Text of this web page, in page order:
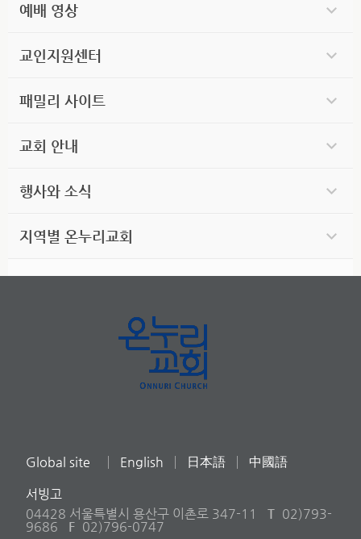
예배 영상
교인지원센터
패밀리 사이트
교회 안내
행사와 소식
지역별 온누리교회
Global site English 日本語 中國語
서빙고
04428 서울특별시 용산구 이촌로 347-11
T 02)793-
9686
F 02)796-0747